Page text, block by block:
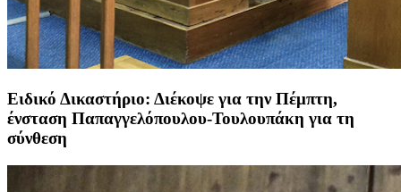
Ειδικό Δικαστήριο: Διέκοψε για την Πέμπτη,
ένσταση Παπαγγελόπουλου-Τουλουπάκη για τη
σύνθεση